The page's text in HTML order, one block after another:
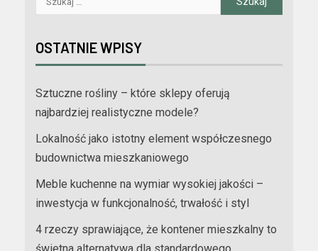
OSTATNIE WPISY
Sztuczne rośliny – które sklepy oferują
najbardziej realistyczne modele?
Lokalność jako istotny element współczesnego
budownictwa mieszkaniowego
Meble kuchenne na wymiar wysokiej jakości –
inwestycja w funkcjonalność, trwałość i styl
4 rzeczy sprawiające, że kontener mieszkalny to